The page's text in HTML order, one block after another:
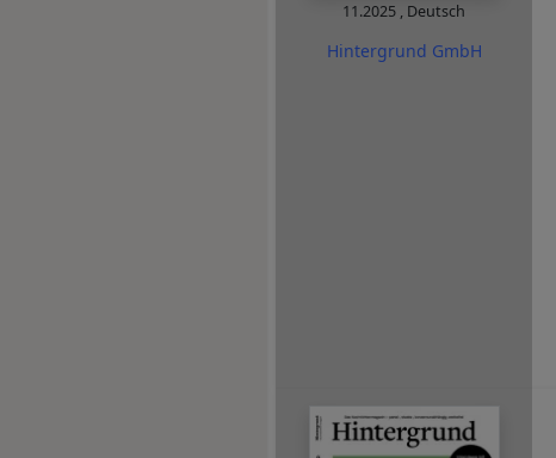
11.2025 , Deutsch
Hintergrund GmbH